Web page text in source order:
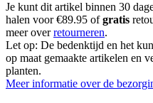
Je kunt dit artikel binnen 30
halen voor €89.95 ofgratis
meer overretourneren.
Let op: De bedenktijd en het
op maat gemaakte artikelen en
planten.
Meer informatie over de